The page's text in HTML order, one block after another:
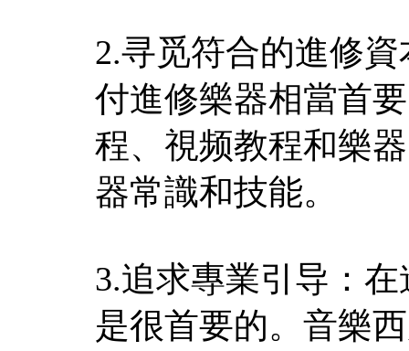
2.寻觅符合的進修
付進修樂器相當首
程、視频教程和樂
器常識和技能。
3.追求專業引导：
是很首要的。音樂